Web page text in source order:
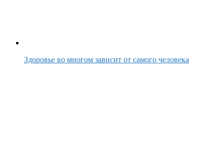
Здоровье во многом зависит от самого человека